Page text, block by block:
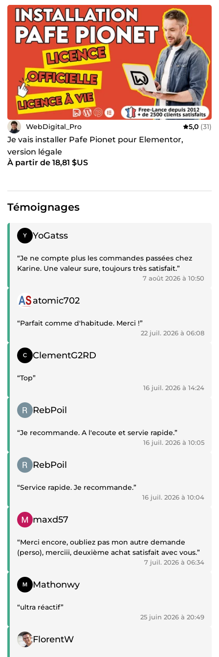
WebDigital_Pro 5,0 (31)
Je vais installer Pafe Pionet pour Elementor,
version légale
À partir de 18,81 $US
Témoignages
Témoignage positif
YoGatss
“Je ne compte plus les commandes passées chez
Karine. Une valeur sure, toujours très satisfait.”
7 août 2026 à 10:50
Témoignage positif
atomic702
“Parfait comme d'habitude. Merci !”
22 juil. 2026 à 06:08
Témoignage positif
ClementG2RD
“Top”
16 juil. 2026 à 14:24
Témoignage positif
RebPoil
“Je recommande. A l'ecoute et servie rapide.”
16 juil. 2026 à 10:05
Témoignage positif
RebPoil
“Service rapide. Je recommande.”
16 juil. 2026 à 10:04
Témoignage positif
maxd57
“Merci encore, oubliez pas mon autre demande
(perso), merciii, deuxième achat satisfait avec vous.”
7 juil. 2026 à 06:34
Témoignage positif
Mathonwy
“ultra réactif”
25 juin 2026 à 20:49
Témoignage positif
FlorentW